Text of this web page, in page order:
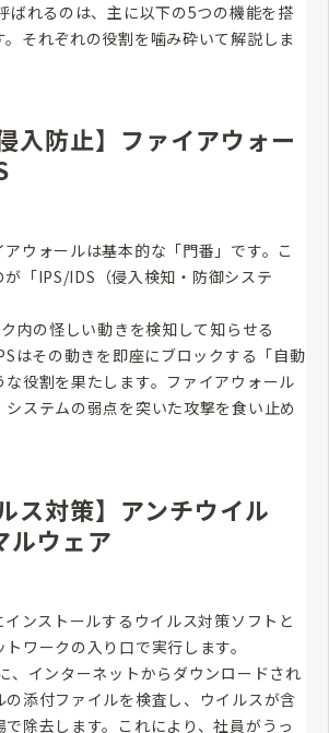
ばれるのは、主に以下の5つの機能を搭
それぞれの役割を噛み砕いて解説しま
入防止】ファイアウォー
ウォールは基本的な「門番」です。こ
が「IPS/IDS（侵入検知・防御システ
内の怪しい動きを検知して知らせる
はその動きを即座にブロックする「自動
な役割を果たします。ファイアウォール
ステムの弱点を突いた攻撃を食い止め
ス対策】アンチウイル
ルウェア
ンストールするウイルス対策ソフトと
ワークの入り口で実行します。
、インターネットからダウンロードされ
の添付ファイルを検査し、ウイルスが含
除去します。これにより、社員がうっ